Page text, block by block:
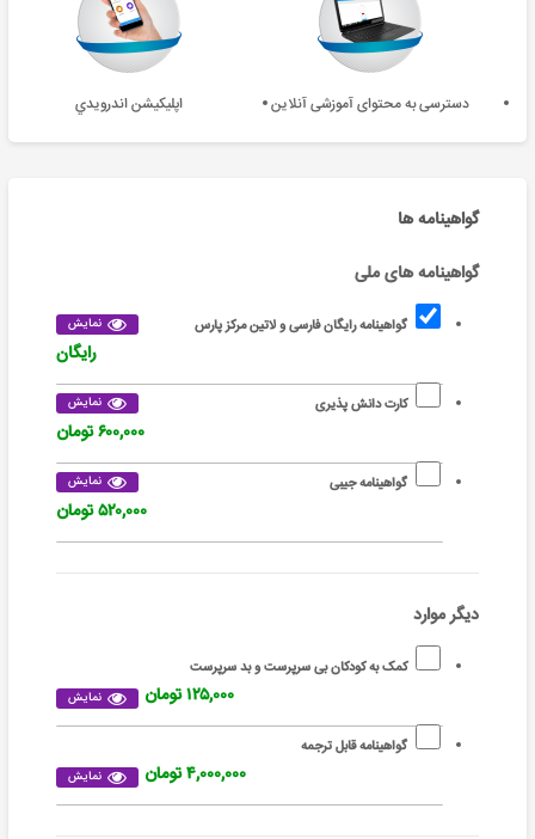
دسترسی به محتوای آموزشی آنلاین اپليکيشن اندرويدي
گواهینامه ها
گواهینامه های ملی
گواهینامه رایگان فارسی و لاتین مرکز پارس نمایش
رایگان
کارت دانش پذیری نمایش
۶۰۰,۰۰۰ تومان
گواهینامه جیبی نمایش
۵۲۰,۰۰۰ تومان
دیگر موارد
کمک به کودکان بی سرپرست و بد سرپرست
نمایش ۱۲۵,۰۰۰ تومان
گواهینامه قابل ترجمه
نمایش ۴,۰۰۰,۰۰۰ تومان